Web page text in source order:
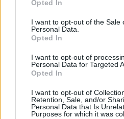
use your data for below
consent section.
Opted In
I want to opt-out of the Sale
Personal Data.
Opted In
I want to opt-out of
Personal Data for Targeted
Opted In
I want to opt-out of
Retention, Sale, and/or
Personal Data that Is
Purposes for which it was
pozabila: Tri leta od uničujoče
Več iz kategorije Novice